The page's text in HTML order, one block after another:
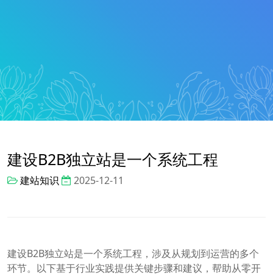
建设B2B独立站是一个系统工程
建站知识 2025-12-11
建设B2B独立站是一个系统工程，涉及从规划到运营的多个
环节。以下基于行业实践提供关键步骤和建议，帮助从零开